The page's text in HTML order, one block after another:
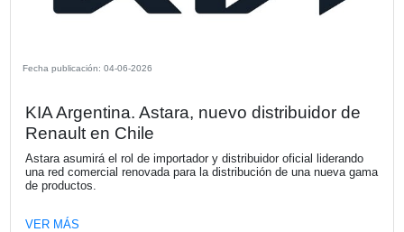
partir de hoy, los clientes pueden reservar de forma
nueva propuesta de la marca que replanteará el mundo
pickups en Argentina.